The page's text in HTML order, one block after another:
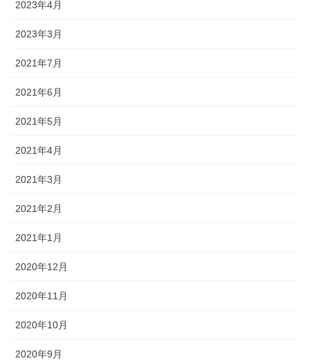
2023年4月
2023年3月
2021年7月
2021年6月
2021年5月
2021年4月
2021年3月
2021年2月
2021年1月
2020年12月
2020年11月
2020年10月
2020年9月